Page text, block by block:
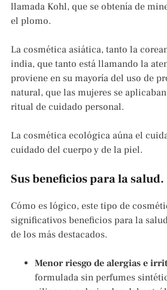
llamada Kohl, que se obtenía de
el plomo.
La cosmética asiática, tanto la
india, que tanto está llamando la
proviene en su mayoría del uso de
natural, que las mujeres se
ritual de cuidado personal.
La cosmética ecológica aúna el
cuidado del cuerpo y de la piel.
Sus beneficios para la salud.
Cómo es lógico, este tipo de
significativos beneficios para la
de los más destacados.
Menor riesgo de alergias e
formulada sin perfumes